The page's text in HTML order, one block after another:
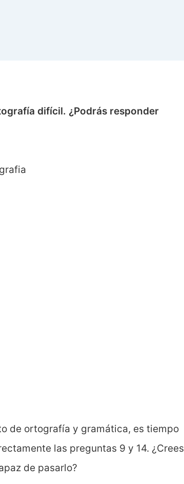
difícil. ¿Podrás responder
de ortografía y gramática, es tiempo
las preguntas 9 y 14. ¿Crees
de pasarlo?